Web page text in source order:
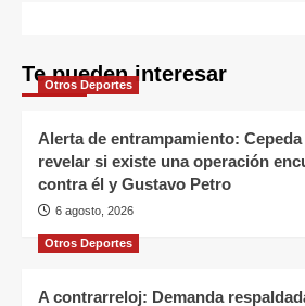
Te pueden interesar
Otros Deportes
Alerta de entrampamiento:
revelar si existe una operación
contra él y Gustavo Petro
6 agosto, 2026
Otros Deportes
A contrarreloj: Demanda